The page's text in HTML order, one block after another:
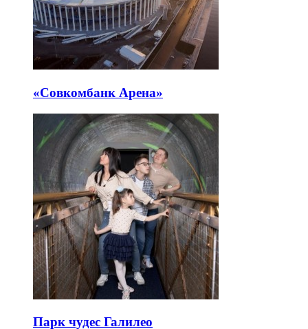
«Совкомбанк Арена⁠»
Парк чудес Галилео